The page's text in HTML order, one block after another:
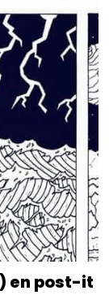
en post-it